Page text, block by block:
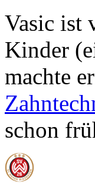
Vasic ist
Kinder
machte
schon